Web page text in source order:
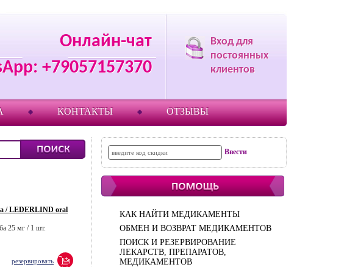
Онлайн-чат
+79057157370
Вход для
постоянных
клиентов
КОНТАКТЫ ОТЗЫВЫ
/ LEDERLIND oral
25 мг / 1 шт.
резервировать
КАК НАЙТИ МЕДИКАМЕНТЫ
ОБМЕН И ВОЗВРАТ МЕДИКАМЕНТОВ
ПОИСК И РЕЗЕРВИРОВАНИЕ
ЛЕКАРСТВ, ПРЕПАРАТОВ,
МЕДИКАМЕНТОВ